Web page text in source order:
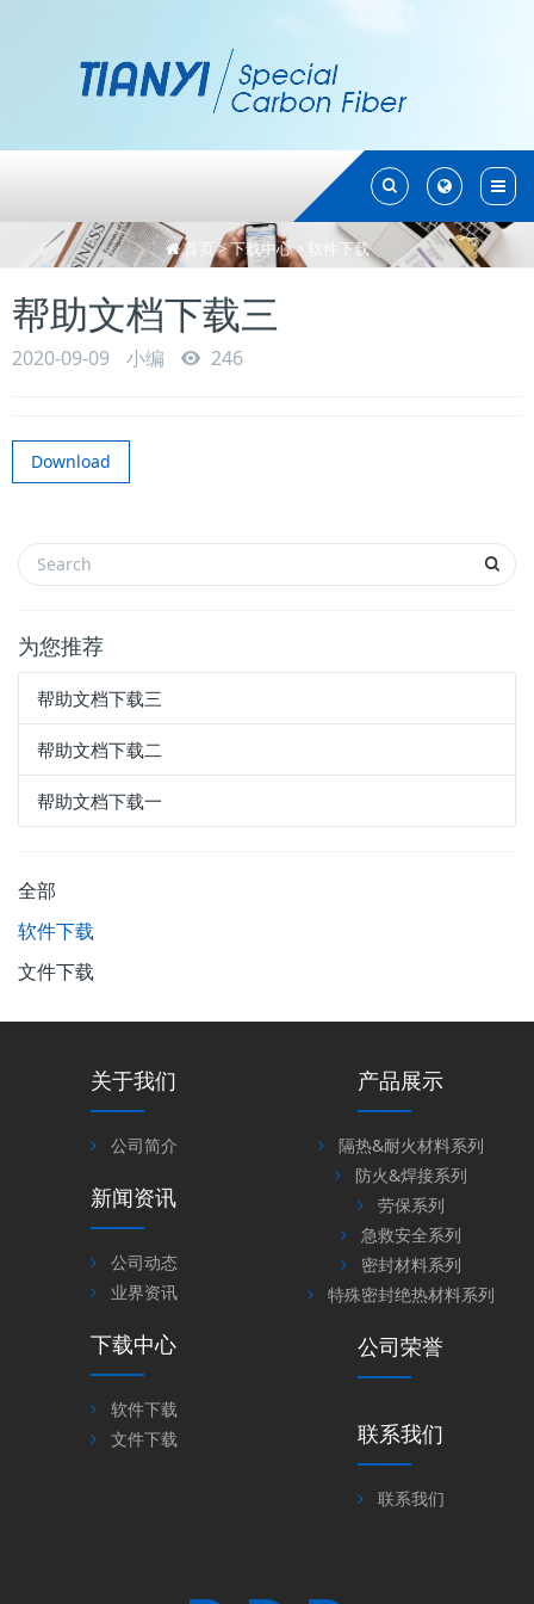
Toggle
Search
Toggle
Search
首页 >下载中心> 软件下载
帮助文档下载三
2020-09-09 小编 246
Download
为您推荐
帮助文档下载三
帮助文档下载二
帮助文档下载一
全部
软件下载
文件下载
关于我们
公司简介
产品展示
隔热&耐火材料系列
防火&焊接系列
劳保系列
急救安全系列
密封材料系列
特殊密封绝热材料系列
新闻资讯
公司动态
业界资讯
下载中心
软件下载
文件下载
公司荣誉
联系我们
联系我们